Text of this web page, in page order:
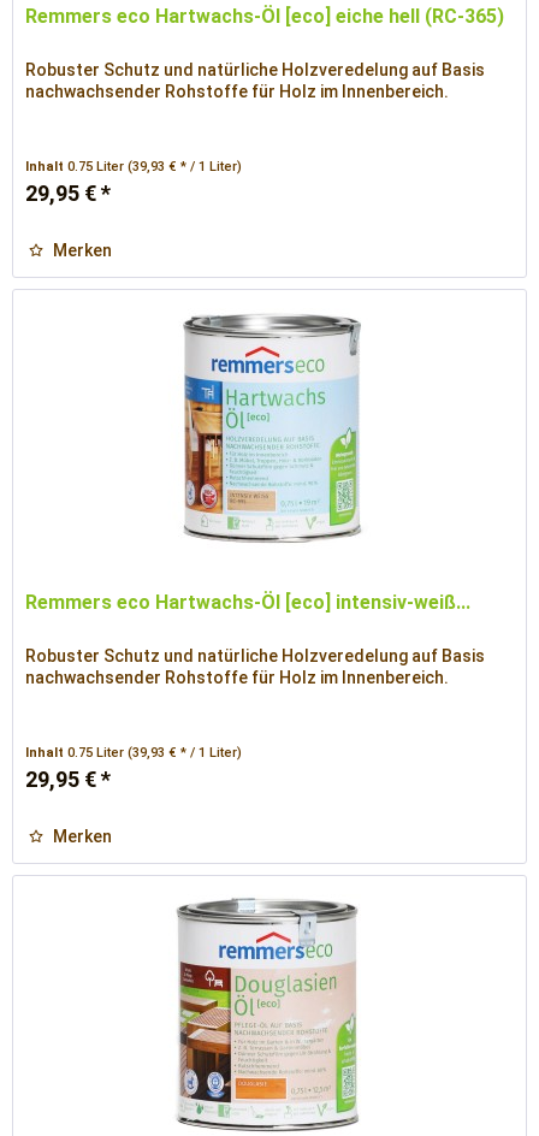
Remmers eco Hartwachs-Öl [eco] eiche hell (RC-365)
Robuster Schutz und natürliche Holzveredelung auf Basis
nachwachsender Rohstoffe für Holz im Innenbereich.
Inhalt0.75 Liter(39,93 € * / 1 Liter)
29,95 € *
Merken
Remmers eco Hartwachs-Öl [eco] intensiv-weiß...
Robuster Schutz und natürliche Holzveredelung auf Basis
nachwachsender Rohstoffe für Holz im Innenbereich.
Inhalt0.75 Liter(39,93 € * / 1 Liter)
29,95 € *
Merken